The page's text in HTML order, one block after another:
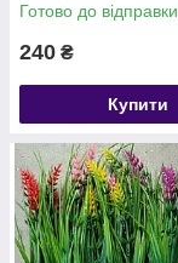
Готово до відправки
240 ₴
Купити